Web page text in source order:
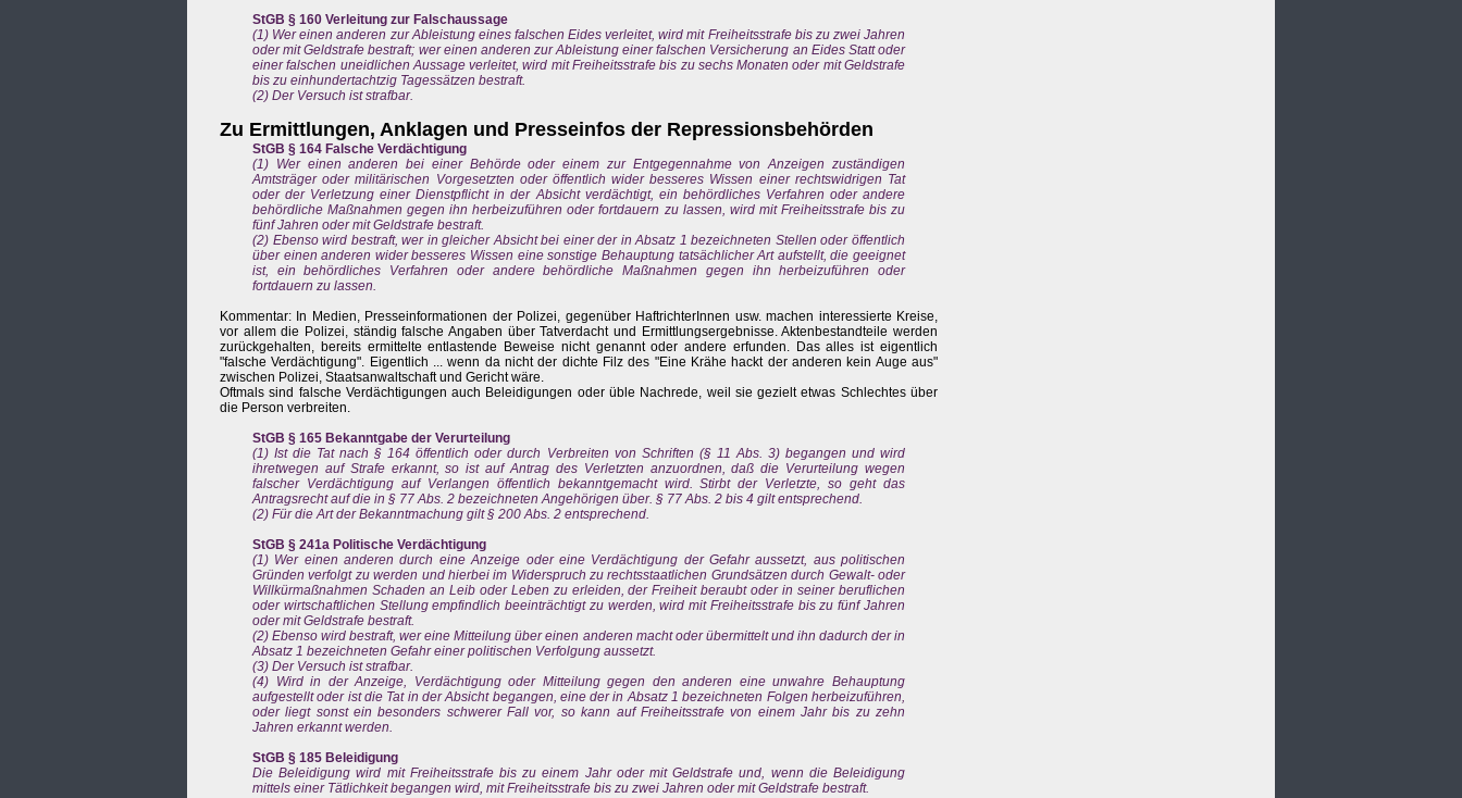
StGB § 160 Verleitung zur Falschaussage
(1) Wer einen anderen zur Ableistung eines falschen Eides verleitet, wird mit Freiheitsstrafe bis zu zwei Jahren
oder mit Geldstrafe bestraft; wer einen anderen zur Ableistung einer falschen Versicherung an Eides Statt oder
einer falschen uneidlichen Aussage verleitet, wird mit Freiheitsstrafe bis zu sechs Monaten oder mit Geldstrafe
bis zu einhundertachtzig Tagessätzen bestraft.
(2) Der Versuch ist strafbar.
Zu Ermittlungen, Anklagen und Presseinfos der Repressionsbehörden
StGB § 164 Falsche Verdächtigung
(1) Wer einen anderen bei einer Behörde oder einem zur Entgegennahme von Anzeigen zuständigen
Amtsträger oder militärischen Vorgesetzten oder öffentlich wider besseres Wissen einer rechtswidrigen Tat
oder der Verletzung einer Dienstpflicht in der Absicht verdächtigt, ein behördliches Verfahren oder andere
behördliche Maßnahmen gegen ihn herbeizuführen oder fortdauern zu lassen, wird mit Freiheitsstrafe bis zu
fünf Jahren oder mit Geldstrafe bestraft.
(2) Ebenso wird bestraft, wer in gleicher Absicht bei einer der in Absatz 1 bezeichneten Stellen oder öffentlich
über einen anderen wider besseres Wissen eine sonstige Behauptung tatsächlicher Art aufstellt, die geeignet
ist, ein behördliches Verfahren oder andere behördliche Maßnahmen gegen ihn herbeizuführen oder
fortdauern zu lassen.
Kommentar: In Medien, Presseinformationen der Polizei, gegenüber HaftrichterInnen usw. machen interessierte Kreise,
vor allem die Polizei, ständig falsche Angaben über Tatverdacht und Ermittlungsergebnisse. Aktenbestandteile werden
zurückgehalten, bereits ermittelte entlastende Beweise nicht genannt oder andere erfunden. Das alles ist eigentlich
"falsche Verdächtigung". Eigentlich ... wenn da nicht der dichte Filz des "Eine Krähe hackt der anderen kein Auge aus"
zwischen Polizei, Staatsanwaltschaft und Gericht wäre.
Oftmals sind falsche Verdächtigungen auch Beleidigungen oder üble Nachrede, weil sie gezielt etwas Schlechtes über
die Person verbreiten.
StGB § 165 Bekanntgabe der Verurteilung
(1) Ist die Tat nach § 164 öffentlich oder durch Verbreiten von Schriften (§ 11 Abs. 3) begangen und wird
ihretwegen auf Strafe erkannt, so ist auf Antrag des Verletzten anzuordnen, daß die Verurteilung wegen
falscher Verdächtigung auf Verlangen öffentlich bekanntgemacht wird. Stirbt der Verletzte, so geht das
Antragsrecht auf die in § 77 Abs. 2 bezeichneten Angehörigen über. § 77 Abs. 2 bis 4 gilt entsprechend.
(2) Für die Art der Bekanntmachung gilt § 200 Abs. 2 entsprechend.
StGB § 241a Politische Verdächtigung
(1) Wer einen anderen durch eine Anzeige oder eine Verdächtigung der Gefahr aussetzt, aus politischen
Gründen verfolgt zu werden und hierbei im Widerspruch zu rechtsstaatlichen Grundsätzen durch Gewalt- oder
Willkürmaßnahmen Schaden an Leib oder Leben zu erleiden, der Freiheit beraubt oder in seiner beruflichen
oder wirtschaftlichen Stellung empfindlich beeinträchtigt zu werden, wird mit Freiheitsstrafe bis zu fünf Jahren
oder mit Geldstrafe bestraft.
(2) Ebenso wird bestraft, wer eine Mitteilung über einen anderen macht oder übermittelt und ihn dadurch der in
Absatz 1 bezeichneten Gefahr einer politischen Verfolgung aussetzt.
(3) Der Versuch ist strafbar.
(4) Wird in der Anzeige, Verdächtigung oder Mitteilung gegen den anderen eine unwahre Behauptung
aufgestellt oder ist die Tat in der Absicht begangen, eine der in Absatz 1 bezeichneten Folgen herbeizuführen,
oder liegt sonst ein besonders schwerer Fall vor, so kann auf Freiheitsstrafe von einem Jahr bis zu zehn
Jahren erkannt werden.
StGB § 185 Beleidigung
Die Beleidigung wird mit Freiheitsstrafe bis zu einem Jahr oder mit Geldstrafe und, wenn die Beleidigung
mittels einer Tätlichkeit begangen wird, mit Freiheitsstrafe bis zu zwei Jahren oder mit Geldstrafe bestraft.